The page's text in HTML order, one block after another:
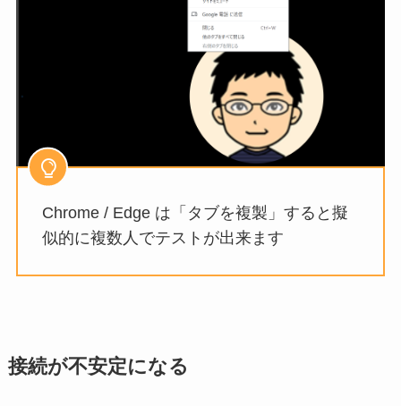
Chrome / Edge は「タブを複製」すると擬
似的に複数人でテストが出来ます
接続が不安定になる